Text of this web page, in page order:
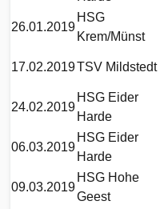
26.01.2019
HSG
Krem/Münst
17.02.2019TSV Mildstedt
24.02.2019
HSG Eider
Harde
06.03.2019
HSG Eider
Harde
09.03.2019
HSG Hohe
Geest